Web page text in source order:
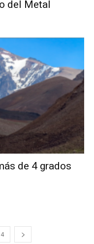
del Metal
de 4 grados
4